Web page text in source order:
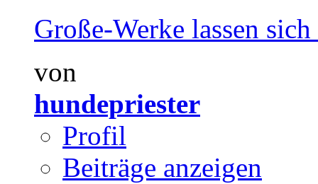
Große-Werke lassen
von
hundepriester
Profil
Beiträge anzeigen